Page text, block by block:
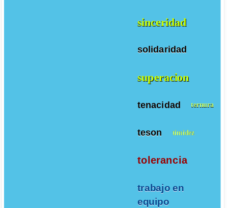
sinceridad
solidaridad
superacion
tenacidad ternura
teson timidez
tolerancia
trabajo en
equipo